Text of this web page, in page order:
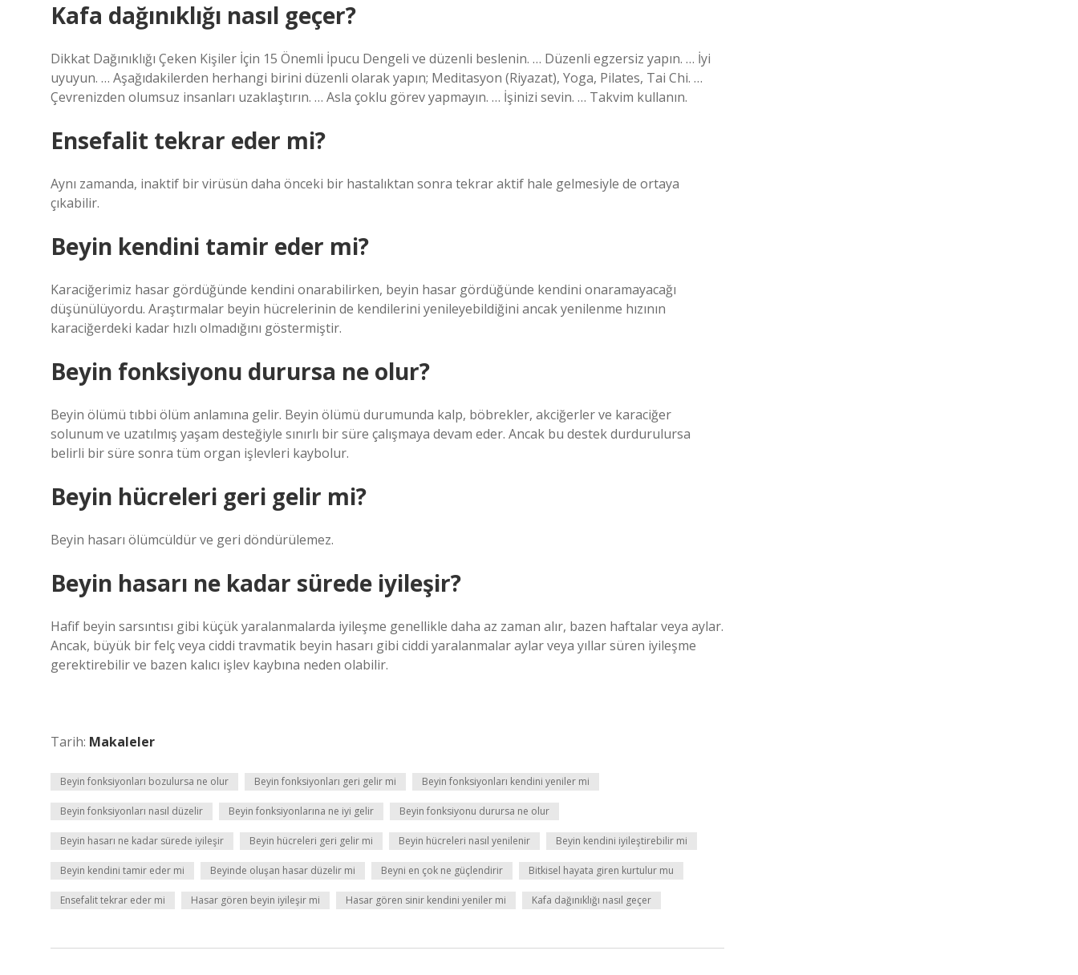
Kafa dağınıklığı nasıl geçer?
Dikkat Dağınıklığı Çeken Kişiler İçin 15 Önemli İpucu Dengeli ve düzenli beslenin. … Düzenli egzersiz yapın. … İyi
uyuyun. … Aşağıdakilerden herhangi birini düzenli olarak yapın; Meditasyon (Riyazat), Yoga, Pilates, Tai Chi. …
Çevrenizden olumsuz insanları uzaklaştırın. … Asla çoklu görev yapmayın. … İşinizi sevin. … Takvim kullanın.
Ensefalit tekrar eder mi?
Aynı zamanda, inaktif bir virüsün daha önceki bir hastalıktan sonra tekrar aktif hale gelmesiyle de ortaya
çıkabilir.
Beyin kendini tamir eder mi?
Karaciğerimiz hasar gördüğünde kendini onarabilirken, beyin hasar gördüğünde kendini onaramayacağı
düşünülüyordu. Araştırmalar beyin hücrelerinin de kendilerini yenileyebildiğini ancak yenilenme hızının
karaciğerdeki kadar hızlı olmadığını göstermiştir.
Beyin fonksiyonu durursa ne olur?
Beyin ölümü tıbbi ölüm anlamına gelir. Beyin ölümü durumunda kalp, böbrekler, akciğerler ve karaciğer
solunum ve uzatılmış yaşam desteğiyle sınırlı bir süre çalışmaya devam eder. Ancak bu destek durdurulursa
belirli bir süre sonra tüm organ işlevleri kaybolur.
Beyin hücreleri geri gelir mi?
Beyin hasarı ölümcüldür ve geri döndürülemez.
Beyin hasarı ne kadar sürede iyileşir?
Hafif beyin sarsıntısı gibi küçük yaralanmalarda iyileşme genellikle daha az zaman alır, bazen haftalar veya aylar.
Ancak, büyük bir felç veya ciddi travmatik beyin hasarı gibi ciddi yaralanmalar aylar veya yıllar süren iyileşme
gerektirebilir ve bazen kalıcı işlev kaybına neden olabilir.
Tarih: Makaleler
Beyin fonksiyonları bozulursa ne olur Beyin fonksiyonları geri gelir mi Beyin fonksiyonları kendini yeniler mi
Beyin fonksiyonları nasıl düzelir Beyin fonksiyonlarına ne iyi gelir Beyin fonksiyonu durursa ne olur
Beyin hasarı ne kadar sürede iyileşir Beyin hücreleri geri gelir mi Beyin hücreleri nasıl yenilenir Beyin kendini iyileştirebilir mi
Beyin kendini tamir eder mi Beyinde oluşan hasar düzelir mi Beyni en çok ne güçlendirir Bitkisel hayata giren kurtulur mu
Ensefalit tekrar eder mi Hasar gören beyin iyileşir mi Hasar gören sinir kendini yeniler mi Kafa dağınıklığı nasıl geçer